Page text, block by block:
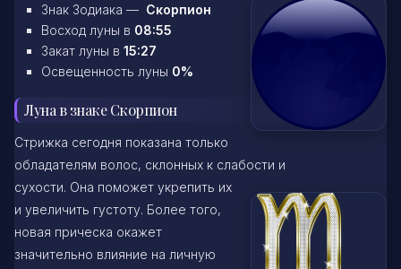
Знак Зодиака — Скорпион
Восход луны в 08:55
Закат луны в 15:27
Освещенность луны 0%
Луна в знаке Скорпион
Стрижка сегодня показана только
обладателям волос, склонных к слабости и
сухости. Она поможет укрепить их
и увеличить густоту. Более того,
новая прическа окажет
значительно влияние на личную